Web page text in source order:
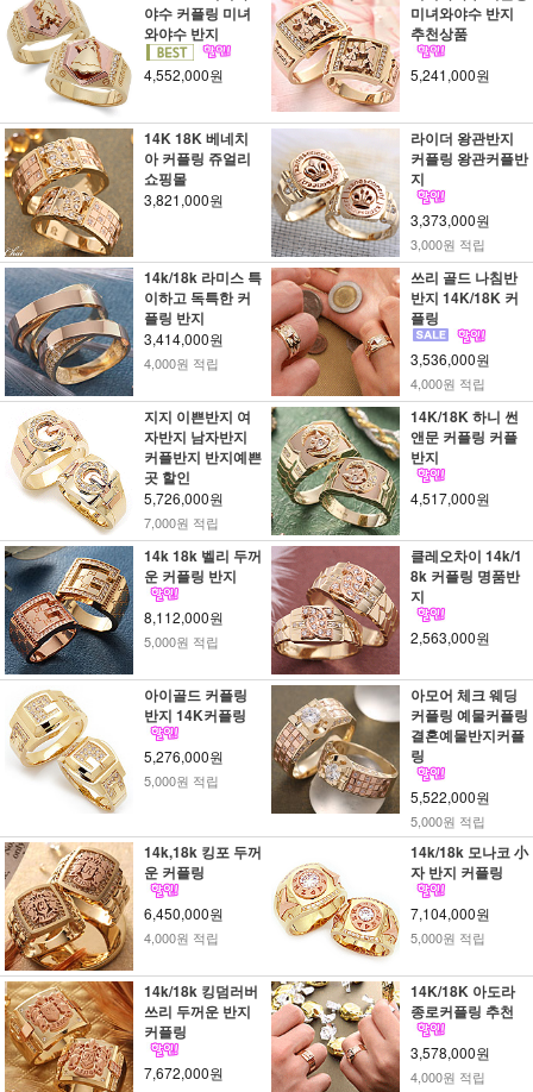
야수 커플링 미녀
와야수 반지
4,552,000원
미녀와야수 반지
추천상품
5,241,000원
14K 18K 베네치
아 커플링 쥬얼리
쇼핑몰
3,821,000원
라이더 왕관반지
커플링 왕관커플반
지
3,373,000원
3,000원 적립
14k/18k 라미스 특
이하고 독특한 커
플링 반지
3,414,000원
4,000원 적립
쓰리 골드 나침반
반지 14K/18K 커
플링
3,536,000원
4,000원 적립
지지 이쁜반지 여
자반지 남자반지
커플반지 반지예쁜
곳 할인
5,726,000원
7,000원 적립
14K/18K 하니 썬
앤문 커플링 커플
반지
4,517,000원
14k 18k 벨리 두꺼
운 커플링 반지
8,112,000원
5,000원 적립
클레오차이 14k/1
8k 커플링 명품반
지
2,563,000원
아이골드 커플링
반지 14K커플링
5,276,000원
5,000원 적립
아모어 체크 웨딩
커플링 예물커플링
결혼예물반지커플
링
5,522,000원
5,000원 적립
14k,18k 킹포 두꺼
운 커플링
6,450,000원
4,000원 적립
14k/18k 모나코 小
자 반지 커플링
7,104,000원
5,000원 적립
14k/18k 킹덤러버
쓰리 두꺼운 반지
커플링
7,672,000원
14K/18K 아도라
종로커플링 추천
3,578,000원
4,000원 적립